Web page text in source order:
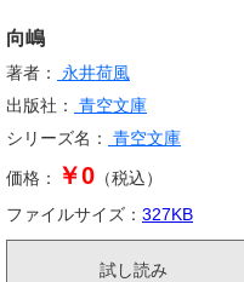
向嶋
著者：
永井荷風
出版社：
青空文庫
シリーズ名：
青空文庫
価格： ￥0 （税込）
ファイルサイズ： 327KB
試し読み